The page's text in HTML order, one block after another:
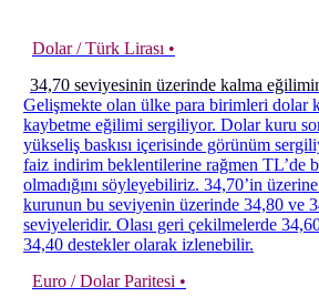
Dolar / Türk Lirası •
34,70 seviyesinin üzerinde kalma
Gelişmekte olan ülke para birimleri dolar
kaybetme eğilimi sergiliyor. Dolar kuru
yükseliş baskısı içerisinde görünüm
faiz indirim beklentilerine rağmen TL’de
olmadığını söyleyebiliriz. 34,70’in
kurunun bu seviyenin üzerinde 34,80 ve
seviyeleridir. Olası geri çekilmelerde
34,40 destekler olarak izlenebilir.
Euro / Dolar Paritesi •